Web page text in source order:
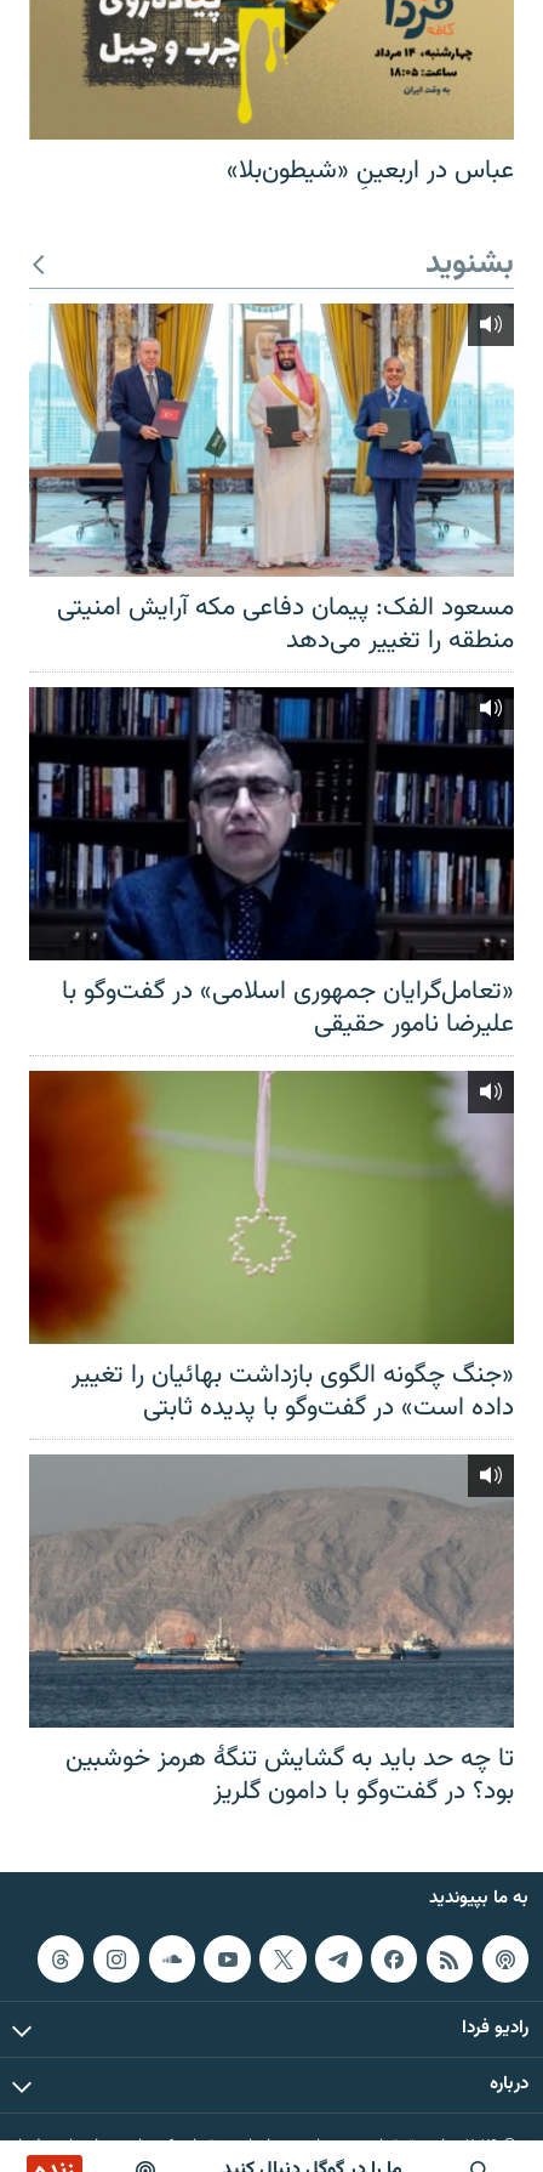
عباس در اربعینِ «شیطون‌بلا»
بشنوید
مسعود الفک: پیمان دفاعی مکه آرایش امنیتی
منطقه را تغییر می‌دهد
«تعامل‌گرایان جمهوری اسلامی» در گفت‌وگو با
علیرضا نامور حقیقی
«جنگ چگونه الگوی بازداشت بهائیان را تغییر
داده است» در گفت‌وگو با پدیده ثابتی
تا چه حد باید به گشایش تنگهٔ هرمز خوشبین
بود؟ در گفت‌وگو با دامون گلریز
به ما بپیوندید
رادیو فردا
درباره
© ۲۰۲۶ تمام حقوق این وب‌سایت، بر اساس مقررات کپی‌رایت، برای رادیو فردا